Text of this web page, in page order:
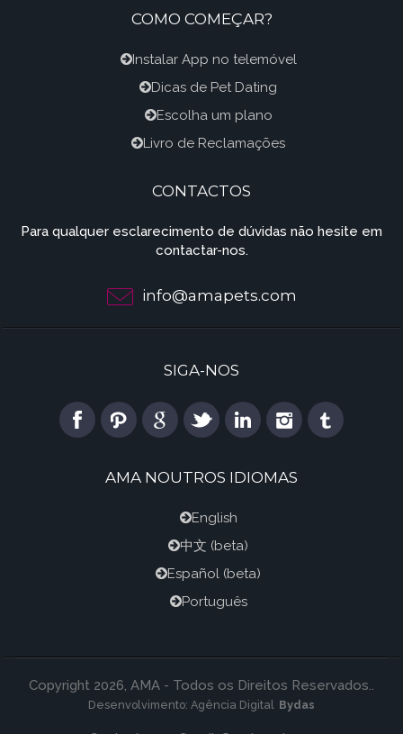
COMO COMEÇAR?
Instalar App no telemóvel
Dicas de Pet Dating
Escolha um plano
Livro de Reclamações
CONTACTOS
Para qualquer esclarecimento de dúvidas não hesite em
contactar-nos.
info@amapets.com
SIGA-NOS
AMA NOUTROS IDIOMAS
English
中文 (beta)
Español (beta)
Português
Copyright 2026, AMA - Todos os Direitos Reservados..
Desenvolvimento: Agência Digital Bydas